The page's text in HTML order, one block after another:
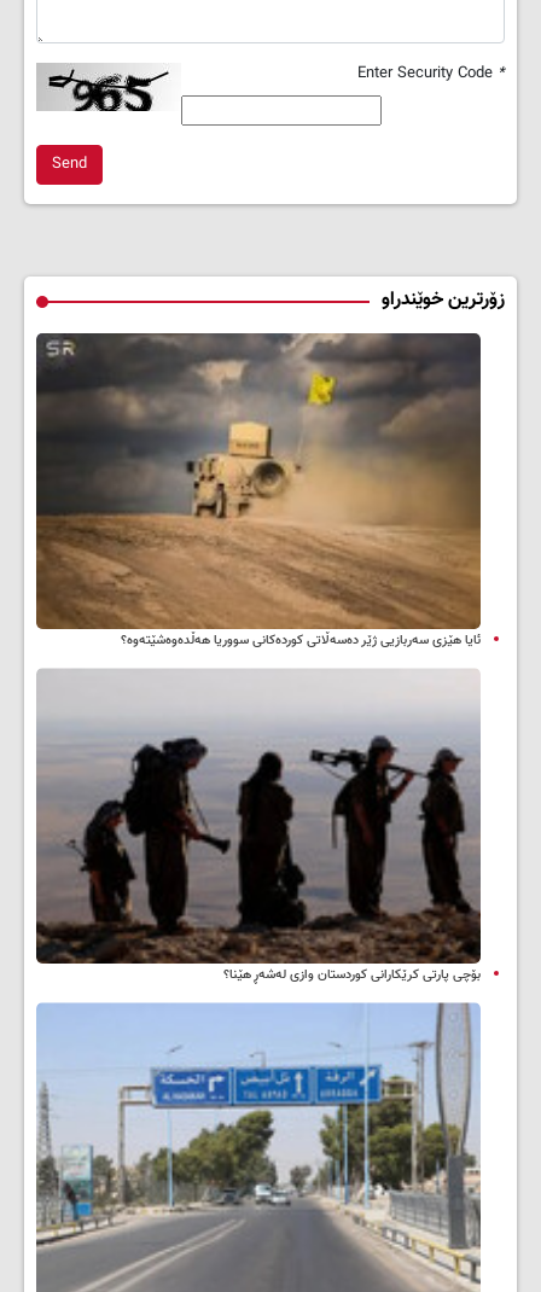
*
Send
زۆرترین خوێندراو
ئایا هێزی سەربازیی ژێر دەسەڵاتی کوردەکانی سووریا هەڵدەوەشێتەوە؟
بۆچی پارتی کرێکارانی کوردستان وازی لەشەڕ هێنا؟